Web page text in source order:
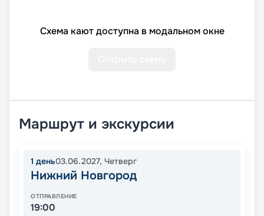
Схема кают доступна в модальном окне
Маршрут и экскурсии
1 день03.06.2027, Четверг
Нижний Новгород
ОТПРАВЛЕНИЕ
19:00